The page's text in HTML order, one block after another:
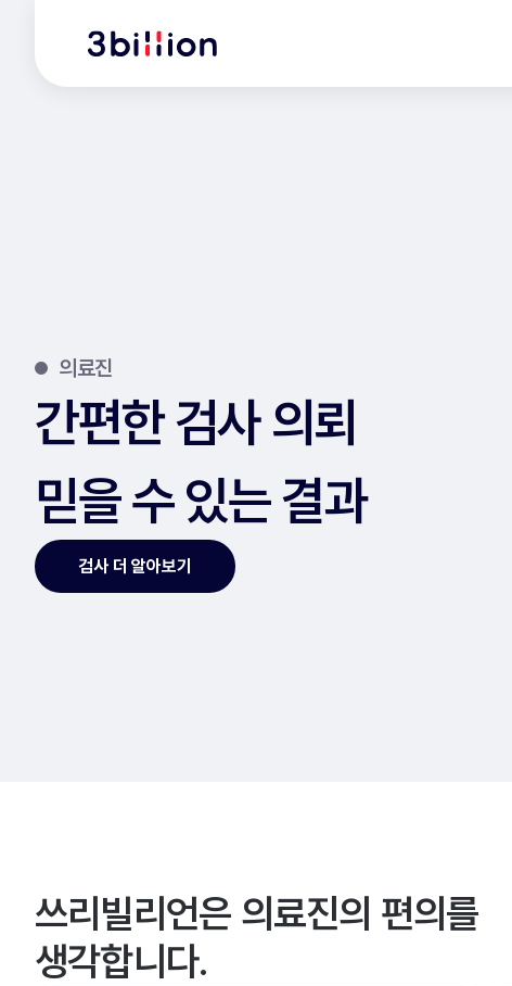
의료진
간편한 검사 의뢰
믿을 수 있는 결과
검사 더 알아보기
쓰리빌리언은 의료진의 편의를
생각합니다.